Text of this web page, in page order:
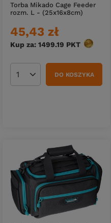
Torba Mikado Cage Feeder
rozm. L - (25x16x8cm)
45,43 zł
Kup za: 1499.19 PKT punktów
Ilość produktówDO KOSZYKA